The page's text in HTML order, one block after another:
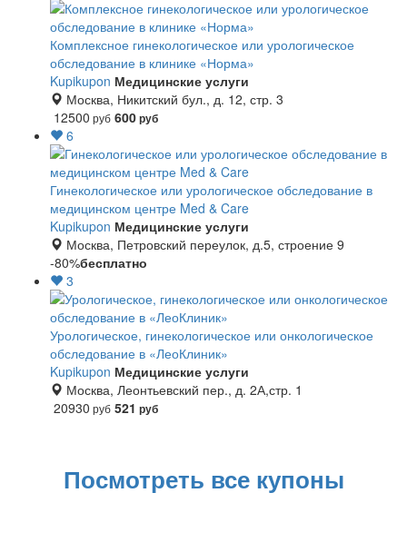
Комплексное гинекологическое или урологическое
обследование в клинике «Норма»
Kupikupon Медицинские услуги
Москва, Никитский бул., д. 12, стр. 3
12500 руб 600руб
6
Гинекологическое или урологическое обследование в
медицинском центре Med & Care
Kupikupon Медицинские услуги
Москва, Петровский переулок, д.5, строение 9
-80%бесплатно
3
Урологическое, гинекологическое или онкологическое
обследование в «ЛеоКлиник»
Kupikupon Медицинские услуги
Москва, Леонтьевский пер., д. 2А,стр. 1
20930 руб 521 руб
Посмотреть все купоны